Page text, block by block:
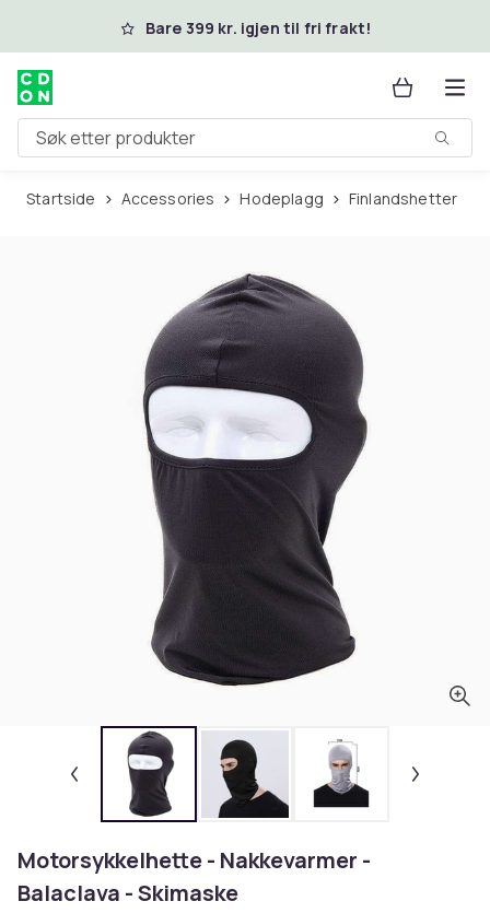
Hopp til hovedinnholdBare 399 kr. igjen til fri frakt!
Søk etter produkter
Startside Accessories Hodeplagg Finlandshetter
Motorsykkelhette - Nakkevarmer -
Balaclava - Skimaske